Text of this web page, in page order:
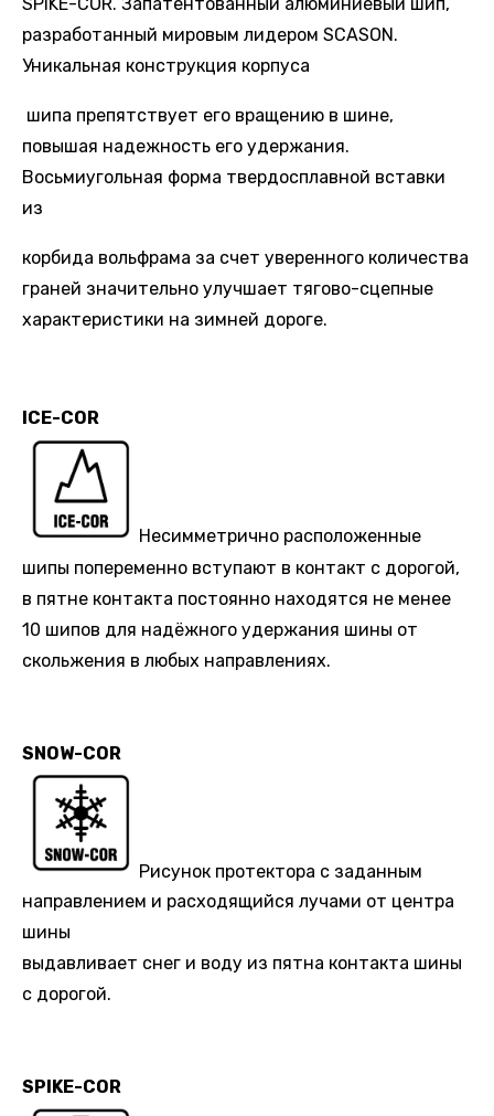
разработанный мировым лидером SCASON.
Уникальная конструкция корпуса
шипа препятствует его вращению в шине,
повышая надежность его удержания.
Восьмиугольная форма твердосплавной вставки
из
корбида вольфрама за счет уверенного количества
граней значительно улучшает тягово-сцепные
характеристики на зимней дороге.
ICE-COR
Несимметрично расположенные
шипы попеременно вступают в контакт с дорогой,
в пятне контакта постоянно находятся не менее
10 шипов для надёжного удержания шины от
скольжения в любых направлениях.
SNOW-COR
Рисунок протектора с заданным
направлением и расходящийся лучами от центра
шины
выдавливает снег и воду из пятна контакта шины
с дорогой.
SPIKE-COR